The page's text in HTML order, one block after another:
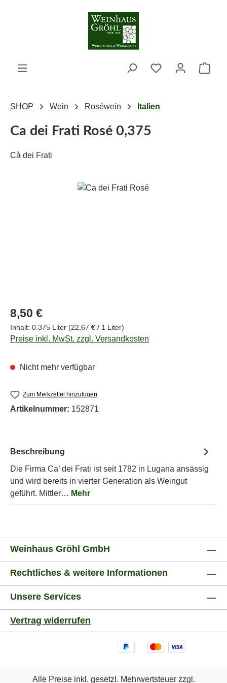
Zum Hauptinhalt springen
SHOP Wein Roséwein Italien
Ca dei Frati Rosé 0,375
Cà dei Frati
Bildergalerie überspringen
Regulärer Preis:
8,50 €
Inhalt: 0.375 Liter (22,67 € / 1 Liter)
Preise inkl. MwSt. zzgl. Versandkosten
Nicht mehr verfügbar
Zum Merkzettel hinzufügen
Artikelnummer: 152871
Beschreibung
Die Firma Ca’ dei Frati ist seit 1782 in Lugana ansässig
und wird bereits in vierter Generation als Weingut
geführt. Mittler… Mehr
Weinhaus Gröhl GmbH
Rechtliches & weitere Informationen
Unsere Services
Vertrag widerrufen
Alle Preise inkl. gesetzl. Mehrwertsteuer zzgl.